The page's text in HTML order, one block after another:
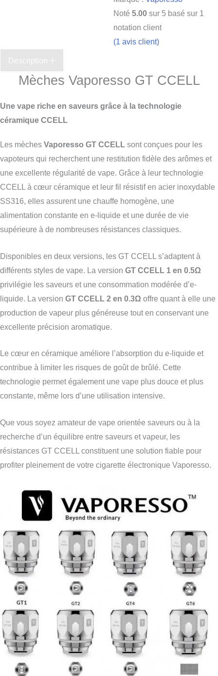
Noté 5.00sur 5 basé sur 1
notation client
(1 avis client)
Description
Mèches Vaporesso GT CCELL
Une vape riche en saveurs grâce à la technologie
céramique CCELL
Les mèches Vaporesso GT CCELL sont conçues pour les
vapoteurs qui recherchent une restitution fidèle des arômes et
une excellente régularité de vape. Grâce à leur technologie
CCELL à cœur céramique et leur fil résistif en acier inoxydable
SS316, elles assurent une chauffe homogène, une
alimentation constante en e-liquide et une durée de vie
supérieure à de nombreuses résistances classiques.
Disponibles en deux versions, les GT CCELL s’adaptent à
différents styles de vape. La version GT CCELL 1 en 0.5Ω
privilégie les saveurs et une consommation modérée d’e-
liquide. La version GT CCELL 2 en 0.3Ω offre quant à elle une
production de vapeur plus généreuse tout en conservant une
excellente précision aromatique.
Le cœur en céramique améliore l’absorption du e-liquide et
contribue à limiter les risques de goût de brûlé. Cette
technologie permet également une vape plus douce et plus
constante, même lors d’une utilisation intensive.
Que vous soyez amateur de vape orientée saveurs ou à la
recherche d’un équilibre entre saveurs et vapeur, les
résistances GT CCELL constituent une solution fiable pour
profiter pleinement de votre cigarette électronique Vaporesso.